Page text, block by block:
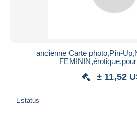
ancienne Carte photo,Pin-
± 11,52
Estatus